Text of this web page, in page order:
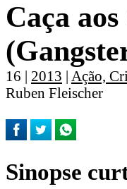
Caça
16 | 2013 | Ação,
Ruben Fleischer
Sinopse